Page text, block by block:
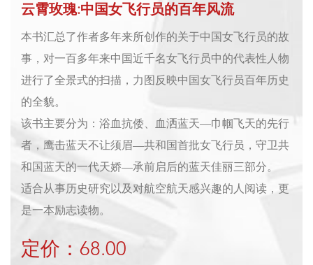
云霄玫瑰:中国女飞行员的百年风流
本书汇总了作者多年来所创作的关于中国女飞行员的故
事，对一百多年来中国近千名女飞行员中的代表性人物
进行了全景式的扫描，力图反映中国女飞行员百年历史
的全貌。
该书主要分为：浴血抗倭、血洒蓝天—巾帼飞天的先行
者，鹰击蓝天不让须眉—共和国首批女飞行员，守卫共
和国蓝天的一代天娇—承前启后的蓝天佳丽三部分。
适合从事历史研究以及对航空航天感兴趣的人阅读，更
是一本励志读物。
定价：68.00